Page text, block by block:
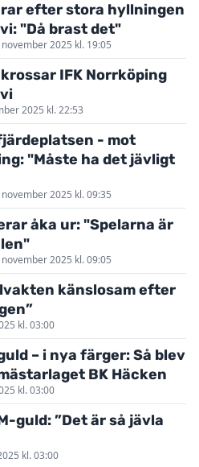
efter stora hyllningen
"Då brast det"
2025 kl. 19:05
IFK Norrköping
2025 kl. 22:53
- mot
"Måste ha det jävligt
2025 kl. 09:35
åka ur: "Spelarna är
2025 kl. 09:05
känslosam efter
kl. 03:00
– i nya färger: Så blev
BK Häcken
kl. 03:00
guld: ”Det är så jävla
kl. 03:00